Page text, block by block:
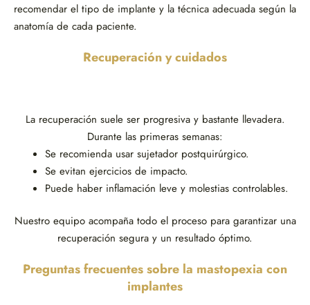
recomendar el tipo de implante y la técnica adecuada según la
anatomía de cada paciente.
Recuperación y cuidados
La recuperación suele ser progresiva y bastante llevadera.
Durante las primeras semanas:
Se recomienda usar sujetador postquirúrgico.
Se evitan ejercicios de impacto.
Puede haber inflamación leve y molestias controlables.
Nuestro equipo acompaña todo el proceso para garantizar una
recuperación segura y un resultado óptimo.
Preguntas frecuentes sobre la mastopexia con
implantes